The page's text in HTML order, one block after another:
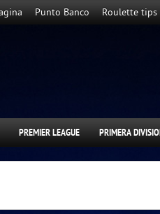
Punto Banco Roulette tips
PREMIER LEAGUE PRIMERA